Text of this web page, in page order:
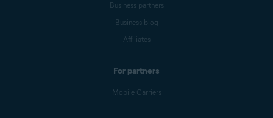
Business partners
Business blog
Affiliates
For partners
Mobile Carriers